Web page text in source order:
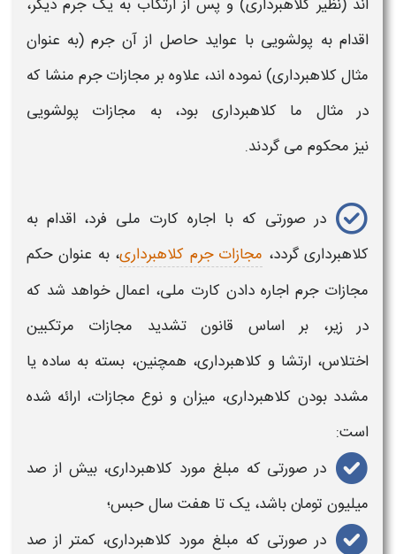
اند (نظیر کلاهبرداری) و پس از ارتکاب به یک جرم دیگر،
اقدام به پولشویی با عواید حاصل از آنجرم (به عنوان
مثال کلاهبرداری) نموده اند، علاوه بر مجازات جرم منشا که
در مثال ما کلاهبرداری بود، به مجازات پولشویی
نیز محکوم می گردند.
در صورتی که با اجاره کارت ملی فرد، اقدام به
کلاهبرداری گردد، مجازات جرم کلاهبرداری، به عنوان حکم
مجازات جرم اجاره دادن کارت ملی، اعمال خواهد شد که
در زیر، بر اساس قانون تشدید مجازات مرتکبین
اختلاس، ارتشا و کلاهبرداری، همچنین، بسته به ساده یا
مشدد بودن کلاهبرداری، میزان و نوع مجازات، ارائه شده
است:
در صورتی که مبلغ مورد کلاهبرداری، بیش از صد
میلیون تومان باشد، یک تا هفت سال حبس؛
در صورتی که مبلغ مورد کلاهبرداری، کمتر از صد